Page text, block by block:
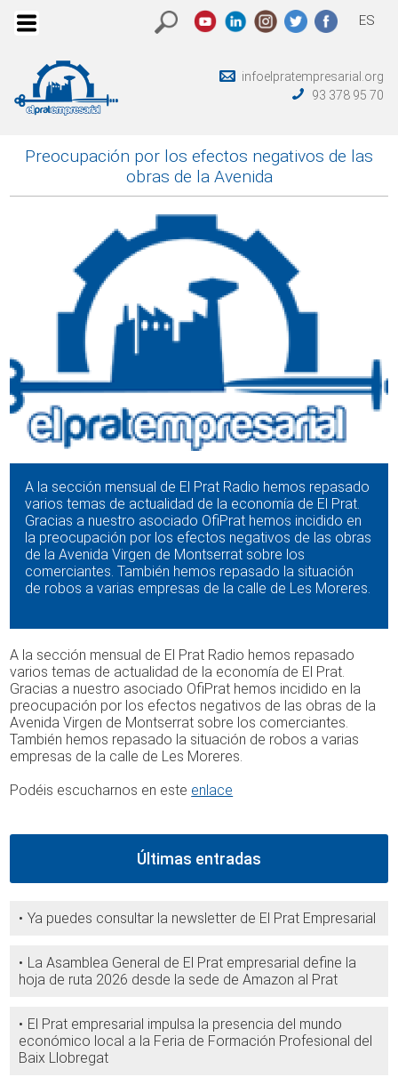
ES
infoelpratempresarial.org
93 378 95 70
Preocupación por los efectos negativos de las
obras de la Avenida
A la sección mensual de El Prat Radio hemos repasado
varios temas de actualidad de la economía de El Prat.
Gracias a nuestro asociado OfiPrat hemos incidido en
la preocupación por los efectos negativos de las obras
de la Avenida Virgen de Montserrat sobre los
comerciantes. También hemos repasado la situación
de robos a varias empresas de la calle de Les Moreres.
A la sección mensual de El Prat Radio hemos repasado
varios temas de actualidad de la economía de El Prat.
Gracias a nuestro asociado OfiPrat hemos incidido en la
preocupación por los efectos negativos de las obras de la
Avenida Virgen de Montserrat sobre los comerciantes.
También hemos repasado la situación de robos a varias
empresas de la calle de Les Moreres.
Podéis escucharnos en este enlace
Últimas entradas
Ya puedes consultar la newsletter de El Prat Empresarial
La Asamblea General de El Prat empresarial define la
hoja de ruta 2026 desde la sede de Amazon al Prat
El Prat empresarial impulsa la presencia del mundo
económico local a la Feria de Formación Profesional del
Baix Llobregat